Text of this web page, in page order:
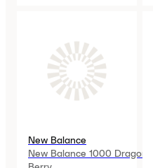
New Balance
New Balance 1000 Dragon